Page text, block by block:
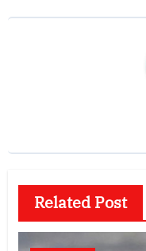
Related Post